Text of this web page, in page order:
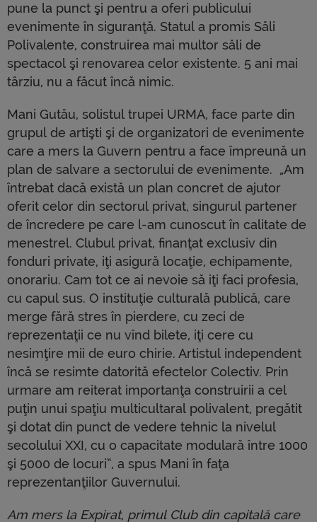
pune la punct şi pentru a oferi publicului
evenimente în siguranţă. Statul a promis Săli
Polivalente, construirea mai multor săli de
spectacol şi renovarea celor existente. 5 ani mai
târziu, nu a făcut încă nimic.
Mani Gutău, solistul trupei URMA, face parte din
grupul de artişti şi de organizatori de evenimente
care a mers la Guvern pentru a face împreună un
plan de salvare a sectorului de evenimente. ​„Am
întrebat dacă există un plan concret de ajutor
oferit celor din sectorul privat, singurul partener
de încredere pe care l-am cunoscut în calitate de
menestrel. Clubul privat, finanţat exclusiv din
fonduri private, iţi asigură locaţie, echipamente,
onorariu. Cam tot ce ai nevoie să iţi faci profesia,
cu capul sus. O instituţie culturală publică, care
merge fără stres în pierdere, cu zeci de
reprezentaţii ce nu vînd bilete, iţi cere cu
nesimţire mii de euro chirie. Artistul independent
încă se resimte datorită efectelor Colectiv. Prin
urmare am reiterat importanţa construirii a cel
puţin unui spaţiu multicultaral polivalent, pregătit
şi dotat din punct de vedere tehnic la nivelul
secolului XXI, cu o capacitate modulară între 1000
şi 5000 de locuri”, a spus Mani în faţa
reprezentanţiilor Guvernului.
Am mers la Expirat, primul Club din capitală care